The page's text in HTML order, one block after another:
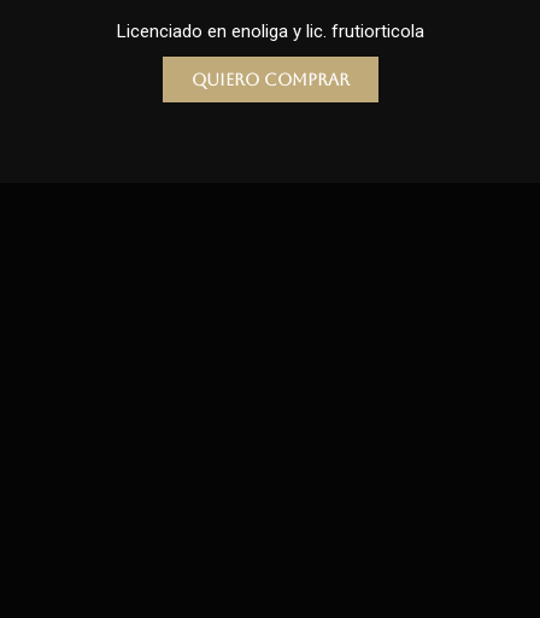
Licenciado en enoliga y lic. frutiorticola
Quiero comprar